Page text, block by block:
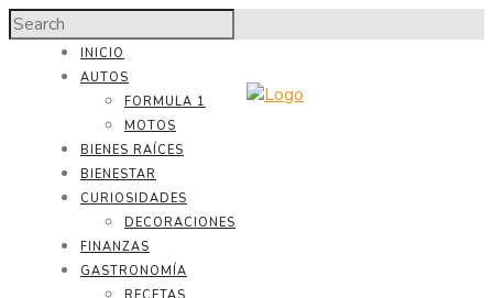
INICIO
AUTOS
FORMULA 1
MOTOS
BIENES RAÍCES
BIENESTAR
CURIOSIDADES
DECORACIONES
FINANZAS
GASTRONOMÍA